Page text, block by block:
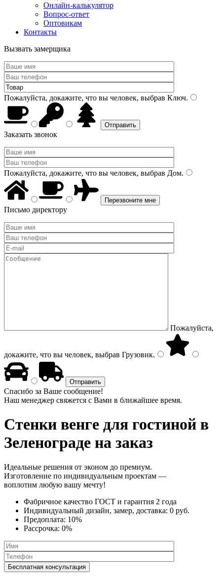
Онлайн-калькулятор
Вопрос-ответ
Оптовикам
Контакты
Вызвать замерщика
Пожалуйста, докажите, что вы человек, выбрав Ключ.
Заказать звонок
Пожалуйста, докажите, что вы человек, выбрав Дом.
Письмо директору
Пожалуйста,
докажите, что вы человек, выбрав Грузовик.
Спасибо за Ваше сообщение!
Наш менеджер свяжется с Вами в ближайшее время.
Стенки венге для гостиной в
Зеленограде на заказ
Идеальные решения от эконом до премиум.
Изготовление по индивидуальным проектам —
воплотим любую вашу мечту!
Фабричное качество ГОСТ и гарантия 2 года
Индивидуальный дизайн, замер, доставка: 0 руб.
Предоплата: 10%
Рассрочка: 0%